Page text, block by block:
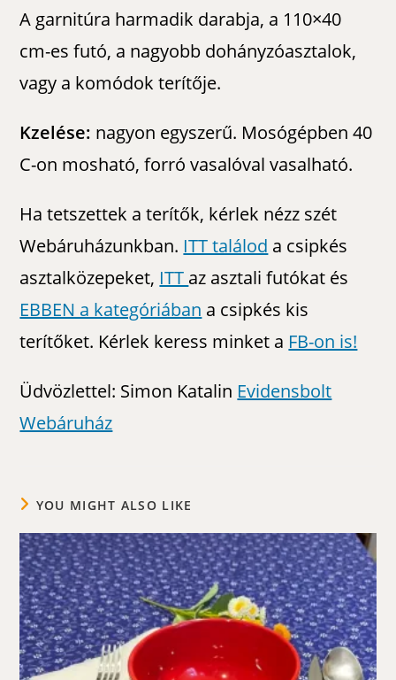
A garnitúra harmadik darabja, a 110×40
cm-es futó, a nagyobb dohányzóasztalok,
vagy a komódok terítője.
Kzelése: nagyon egyszerű. Mosógépben 40
C-on mosható, forró vasalóval vasalható.
Ha tetszettek a terítők, kérlek nézz szét
Webáruházunkban. ITT találod a csipkés
asztalközepeket, ITT az asztali futókat és
EBBEN a kategóriában a csipkés kis
terítőket. Kérlek keress minket a FB-on is!
Üdvözlettel: Simon Katalin Evidensbolt
Webáruház
YOU MIGHT ALSO LIKE